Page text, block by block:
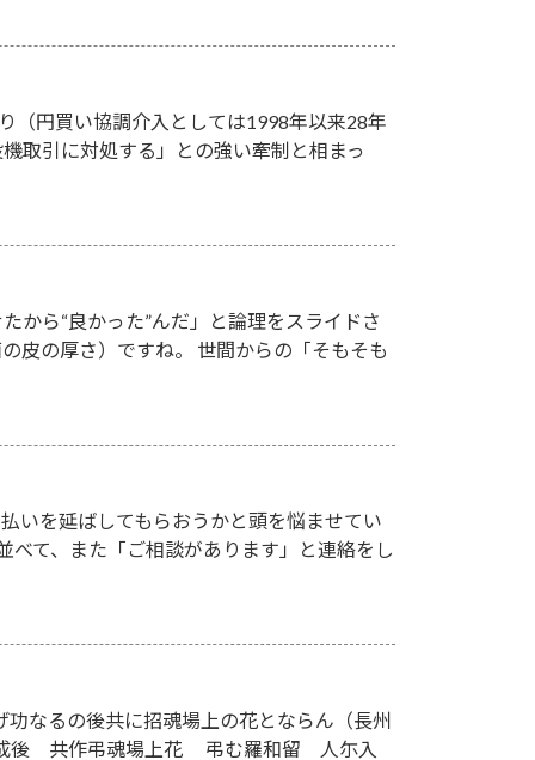
（円買い協調介入としては1998年以来28年
取引に対処する」との強い牽制と相まっ
から“良かった”んだ」と論理をスライドさ
皮の厚さ）ですね。 世間からの「そもそも
いを延ばしてもらおうかと頭を悩ませてい
て、また「ご相談があります」と連絡をし
なるの後共に招魂場上の花とならん（長州
後 共作弔魂場上花 弔む羅和留 人尓入